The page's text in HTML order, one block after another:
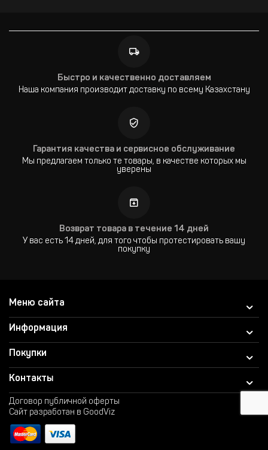
Быстро и качественно доставляем
Наша компания производит доставку по всему Казахстану
Гарантия качества и сервисное обслуживание
Мы предлагаем только те товары, в качестве которых мы
уверены
Возврат товара в течение 14 дней
У вас есть 14 дней, для того чтобы протестировать вашу
покупку
Меню сайта
Информация
Покупки
Контакты
Договор публичной оферты
Сайт разработан в GoodViz